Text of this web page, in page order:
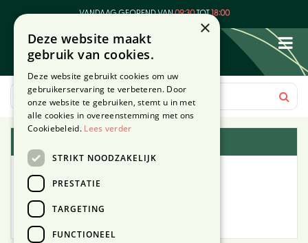
VANDAAG GEOPEND VAN09:30TOT18:00
×
Deze website maakt
gebruik van cookies.
Deze website gebruikt cookies om uw
gebruikerservaring te verbeteren. Door
onze website te gebruiken, stemt u in met
alle cookies in overeenstemming met ons
Cookiebeleid. Lees verder
STRIKT NOODZAKELIJK
PRESTATIE
TARGETING
FUNCTIONEEL